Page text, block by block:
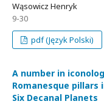
Wąsowicz Henryk
9-30
pdf (Język Polski)
A number in
Romanesque pillars
Six Decanal Planets